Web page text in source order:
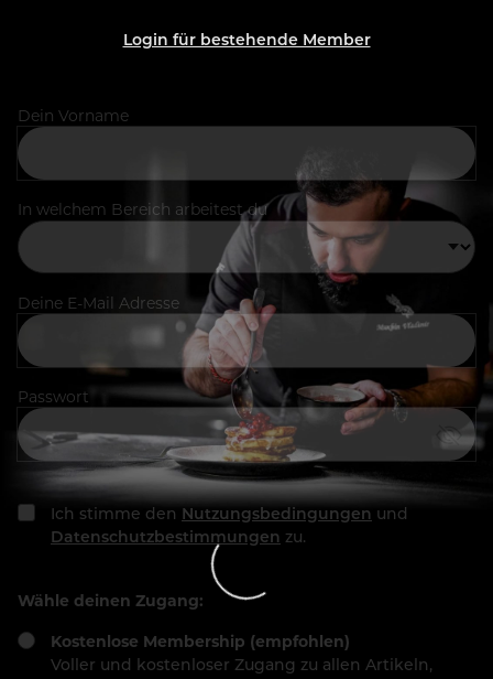
Login für bestehende Member
Dein Vorname
In welchem Bereich arbeitest du
Deine E-Mail Adresse
Passwort
Ich stimme den Nutzungsbedingungen und
Datenschutzbestimmungen zu.
Wähle deinen Zugang:
Kostenlose Membership (empfohlen)
Voller und kostenloser Zugang zu allen Artikeln,